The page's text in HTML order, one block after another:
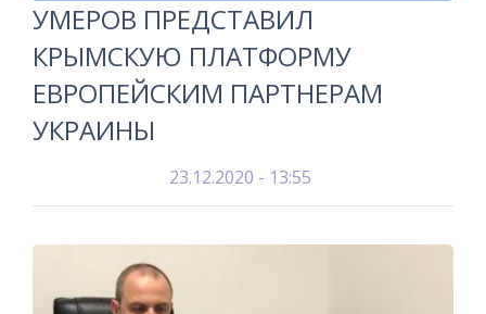
УМЕРОВ ПРЕДСТАВИЛ
КРЫМСКУЮ ПЛАТФОРМУ
ЕВРОПЕЙСКИМ ПАРТНЕРАМ
УКРАИНЫ
23.12.2020 - 13:55